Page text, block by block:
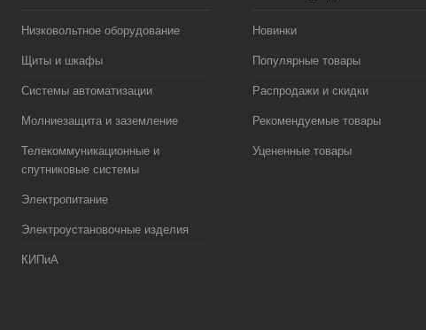
Низковольтное оборудование
Щиты и шкафы
Системы автоматизации
Молниезащита и заземление
Телекоммуникационные и
спутниковые системы
Электропитание
Электроустановочные изделия
КИПиА
Новинки
Популярные товары
Распродажи и скидки
Рекомендуемые товары
Уцененные товары